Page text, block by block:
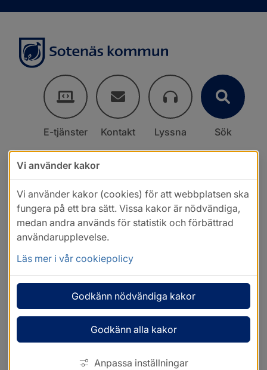
E-tjänster Kontakt Lyssna Sök
Vi använder kakor
Vi använder kakor (cookies) för att webbplatsen ska
fungera på ett bra sätt. Vissa kakor är nödvändiga,
medan andra används för statistik och förbättrad
användarupplevelse.
Läs mer i vår cookiepolicy
Godkänn nödvändiga kakor
Godkänn alla kakor
Anpassa inställningar